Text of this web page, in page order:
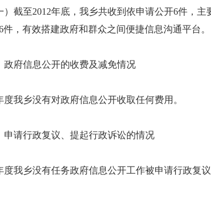
至2012年底，我乡共收到依申请公开6件，主
件，有效搭建政府和群众之间便捷信息沟通平台。
府信息公开的收费及减免情况
乡没有对政府信息公开收取任何费用。
行政复议、提起行政诉讼的情况
乡没有任务政府信息公开工作被申请行政复议